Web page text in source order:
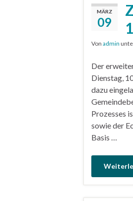
MÄRZ
09
Von admin
Der
Dienstag,
dazu
Prozesses
sowie der
Basis …